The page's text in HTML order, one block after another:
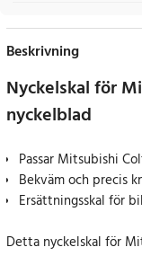
Beskrivning
Nyckelskal för
nyckelblad
Passar Mitsubishi
Bekväm och precis
Ersättningsskal för
Detta nyckelskal för